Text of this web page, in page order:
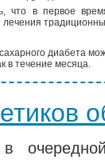
что в первое
лечения
диабета
в течение месяца.
в